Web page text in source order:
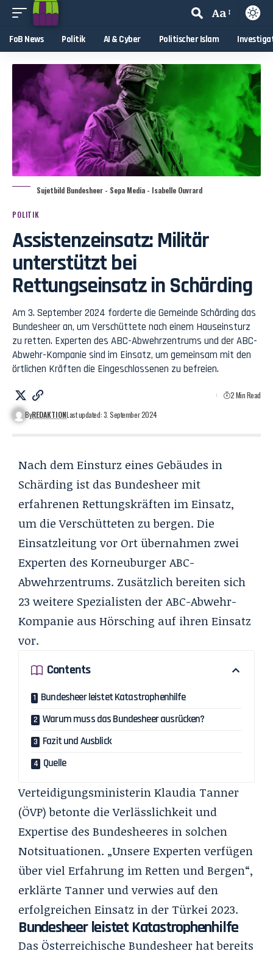
Aa
FoB News Politik AI & Cyber Politischer Islam
Sujetbild Bundesheer - Sepa Media - Isabelle Ouvrard
POLITIK
Assistenzeinsatz: Militär
unterstützt bei
Rettungseinsatz in Schärding
Am 3. September 2024 forderte die Gemeinde Schärding das
Bundesheer an, um Verschüttete nach einem Hauseinsturz
zu retten. Experten des ABC-Abwehrzentrums und der ABC-
Abwehr-Kompanie sind im Einsatz, um gemeinsam mit den
örtlichen Kräften die Eingeschlossenen zu befreien.
ByREDAKTIONLast updated: 3. September 2024
2 Min Read
Nach dem Einsturz eines Gebäudes in
Schärding ist das Bundesheer mit
erfahrenen Rettungskräften im Einsatz,
um die Verschütteten zu bergen. Die
Einsatzleitung vor Ort übernahmen zwei
Experten des Korneuburger ABC-
Abwehrzentrums. Zusätzlich bereiten sich
23 weitere Spezialisten der ABC-Abwehr-
Kompanie aus Hörsching auf ihren Einsatz
vor.
Contents
Bundesheer leistet Katastrophenhilfe
Warum muss das Bundesheer ausrücken?
Fazit und Ausblick
Quelle
Verteidigungsministerin Klaudia Tanner
(ÖVP) betonte die Verlässlichkeit und
Expertise des Bundesheeres in solchen
Notsituationen. „Unsere Experten verfügen
über viel Erfahrung im Retten und Bergen“,
erklärte Tanner und verwies auf den
erfolgreichen Einsatz in der Türkei 2023.
Bundesheer leistet Katastrophenhilfe
Das Österreichische Bundesheer hat bereits